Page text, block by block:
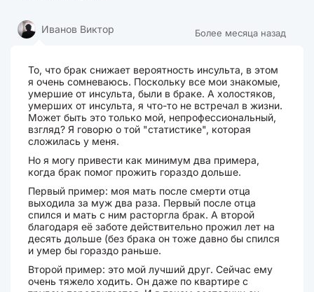
Более месяца назад
Иванов Виктор
То, что брак снижает вероятность инсульта, в этом
я очень сомневаюсь. Поскольку все мои знакомые,
умершие от инсульта, были в браке. А холостяков,
умерших от инсульта, я что-то не встречал в жизни.
Может быть это только мой, непрофессиональный,
взгляд? Я говорю о той "статистике", которая
сложилась у меня.
Но я могу привести как минимум два примера,
когда брак помог прожить гораздо дольше.
Первый пример: моя мать после смерти отца
выходила за муж два раза. Первый после отца
спился и мать с ним расторгла брак. А второй
благодаря её заботе действительно прожил лет на
десять дольше (без брака он тоже давно бы спился
и умер бы гораздо раньше.
Второй пример: это мой лучший друг. Сейчас ему
очень тяжело ходить. Он даже по квартире с